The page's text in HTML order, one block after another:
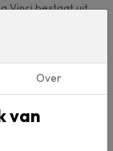
Vinci bestaat uit
bruin- en
anders dan
voor op de trap.
breed
Over
van